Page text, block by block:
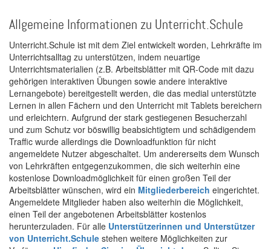
Allgemeine Informationen zu Unterricht.Schule
Unterricht.Schule ist mit dem Ziel entwickelt worden, Lehrkräfte im
Unterrichtsalltag zu unterstützen, indem neuartige
Unterrichtsmaterialien (z.B. Arbeitsblätter mit QR-Code mit dazu
gehörigen interaktiven Übungen sowie andere interaktive
Lernangebote) bereitgestellt werden, die das medial unterstützte
Lernen in allen Fächern und den Unterricht mit Tablets bereichern
und erleichtern. Aufgrund der stark gestiegenen Besucherzahl
und zum Schutz vor böswillig beabsichtigtem und schädigendem
Traffic wurde allerdings die Downloadfunktion für nicht
angemeldete Nutzer abgeschaltet. Um andererseits dem Wunsch
von Lehrkräften entgegenzukommen, die sich weiterhin eine
kostenlose Downloadmöglichkeit für einen großen Teil der
Arbeitsblätter wünschen, wird ein Mitgliederbereich eingerichtet.
Angemeldete Mitglieder haben also weiterhin die Möglichkeit,
einen Teil der angebotenen Arbeitsblätter kostenlos
herunterzuladen. Für alle Unterstützerinnen und Unterstützer
von Unterricht.Schule stehen weitere Möglichkeiten zur